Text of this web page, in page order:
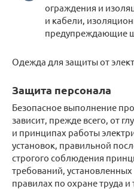
ограждения и
и кабели,
предупреждающие
Одежда для защиты от
Защита персонала
Безопасное выполнение
зависит, прежде всего, от
и принципах работы
установок, правильной
строгого соблюдения
требований,
правилах по охране труда и